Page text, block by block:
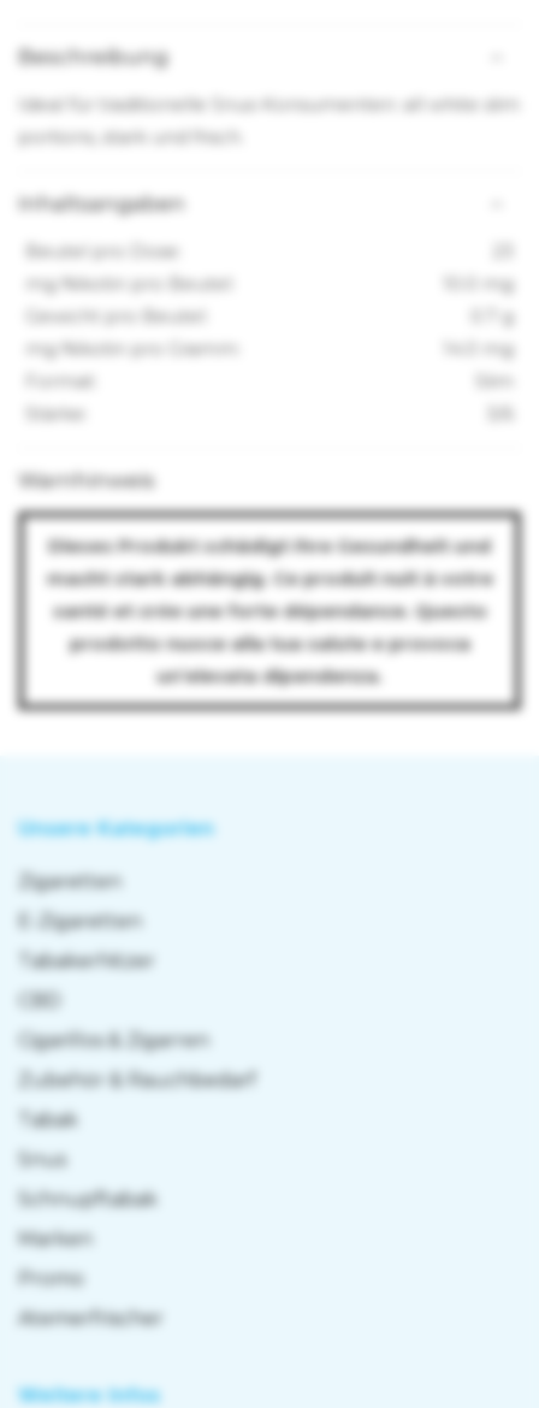
Beschreibung
Ideal für traditionelle Snus-Konsumenten: all white slim
portions, stark und frisch.
Inhaltsangaben
Beutel pro Dose:
mg Nikotin pro Beutel:
10.0 mg
Gewicht pro Beutel:
0.7 g
mg Nikotin pro Gramm:
14.0 mg
Format:
Slim
Stärke:
Warnhinweis
Dieses Produkt schädigt Ihre Gesundheit und
macht stark abhängig. Ce produit nuit à votre
santé et crée une forte dépendance. Questo
prodotto nuoce alla tua salute e provoca
un’elevata dipendenza.
Unsere Kategorien
Zigaretten
E-Zigaretten
Tabakerhitzer
CBD
Cigarillos & Zigarren
Zubehör & Rauchbedarf
Tabak
Snus
Schnupftabak
Marken
Promo
Atemerfrischer
Weitere Infos